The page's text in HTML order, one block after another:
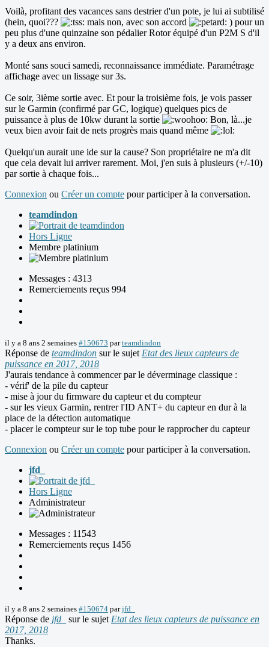
Voilà, profitant des vacances sans destrier d'un pote, je lui ai subtilisé
(hein, quoi???
mais non, avec son accord
) pour un
peu plus d'une quinzaine son pédalier Rotor équipé d'un P2M S d'il
y a deux ans environ.
Monté sans souci samedi, reconnaissance immédiate. Paramétrage
affichage avec un lissage sur 3s.
Ce soir, 3ième sortie avec. Et pour la troisième fois, je vois passer
sur le Garmin (confirmé par GC, logique) quelques pics de
puissance à plus de 10kw durant la sortie
Bon, là...je
veux bien avoir fait de nets progrès mais quand même
Quelqu'un aurait une ide sur la cause? Son propriétaire ne m'a dit
que cela devait lui arriver rarement. Moi, j'en suis à plusieurs (+/-10)
par sortie à chaque fois...
Connexion ou Créer un compte pour participer à la conversation.
teamdindon
Hors Ligne
Membre platinium
Messages : 4313
Remerciements reçus 994
il y a 8 ans 2 semaines #150673 parteamdindon
Réponse de teamdindon sur le sujet Etat des lieux capteurs de
puissance en 2017, 2018
J'aurais tendance à commencer par le déverminage classique :
- vérif' de la pile du capteur
- mise à jour du firmware du capteur et du compteur
- sur les vieux Garmin, rentrer l'ID ANT+ du capteur en dur à la
place de la détection automatique
- placer le compteur sur le top tube pour le rapprocher du capteur
Connexion ou Créer un compte pour participer à la conversation.
jfd_
Hors Ligne
Administrateur
Messages : 11543
Remerciements reçus 1456
il y a 8 ans 2 semaines #150674 parjfd_
Réponse de jfd_ sur le sujet Etat des lieux capteurs de puissance en
2017, 2018
Thanks.